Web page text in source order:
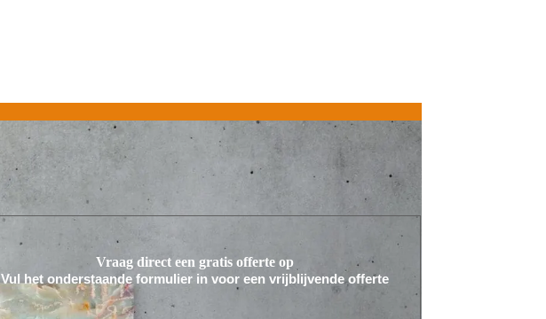
Vraag direct een gratis offerte op
Vul het onderstaande formulier in voor een vrijblijvende offerte